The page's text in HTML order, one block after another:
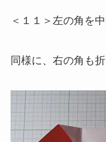
＜１１＞左の角を
同様に、右の角も折